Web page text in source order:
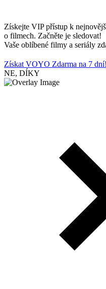
Získejte VIP přístup k
o filmech. Začněte je sledovat!
Vaše oblíbené filmy a seriály
Získat VOYO Zdarma na 7 dní!
NE, DÍKY